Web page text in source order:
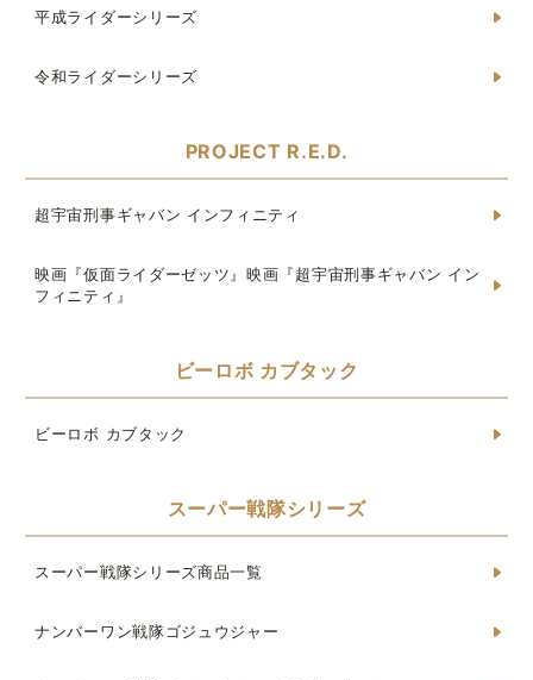
平成ライダーシリーズ
令和ライダーシリーズ
PROJECT R.E.D.
超宇宙刑事ギャバン インフィニティ
映画『仮面ライダーゼッツ』映画『超宇宙刑事ギャバン イン
フィニティ』
ビーロボ カブタック
ビーロボ カブタック
スーパー戦隊シリーズ
スーパー戦隊シリーズ商品一覧
ナンバーワン戦隊ゴジュウジャー